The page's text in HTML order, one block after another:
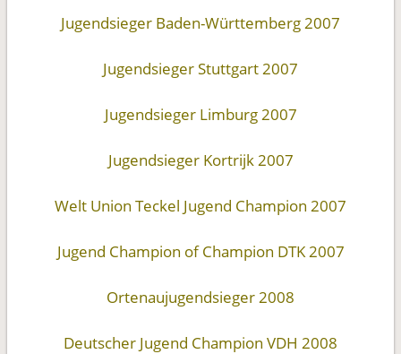
Jugendsieger Baden-Württemberg 2007
Jugendsieger Stuttgart 2007
Jugendsieger Limburg 2007
Jugendsieger Kortrijk 2007
Welt Union Teckel Jugend Champion 2007
Jugend Champion of Champion DTK 2007
Ortenaujugendsieger 2008
Deutscher Jugend Champion VDH 2008